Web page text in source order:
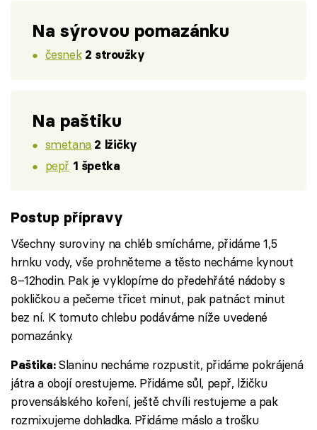
Na sýrovou pomazánku
česnek 2 stroužky
Na paštiku
smetana 2 lžičky
pepř 1 špetka
Postup přípravy
Všechny suroviny na chléb smícháme, přidáme 1,5
hrnku vody, vše prohněteme a těsto necháme kynout
8–12hodin. Pak je vyklopíme do předehřáté nádoby s
pokličkou a pečeme třicet minut, pak patnáct minut
bez ní. K tomuto chlebu podáváme níže uvedené
pomazánky.
Paštika:Slaninu necháme rozpustit, přidáme pokrájená
játra a obojí orestujeme. Přidáme sůl, pepř, lžičku
provensálského koření, ještě chvíli restujeme a pak
rozmixujeme dohladka. Přidáme máslo a trošku